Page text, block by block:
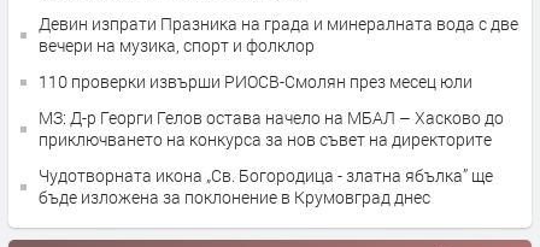
Девин изпрати Празника на града и минералната вода с две
вечери на музика, спорт и фолклор
110 проверки извърши РИОСВ-Смолян през месец юли
МЗ: Д-р Георги Гелов остава начело на МБАЛ – Хасково до
приключването на конкурса за нов съвет на директорите
Чудотворната икона „Св. Богородица - златна ябълка” ще
бъде изложена за поклонение в Крумовград днес